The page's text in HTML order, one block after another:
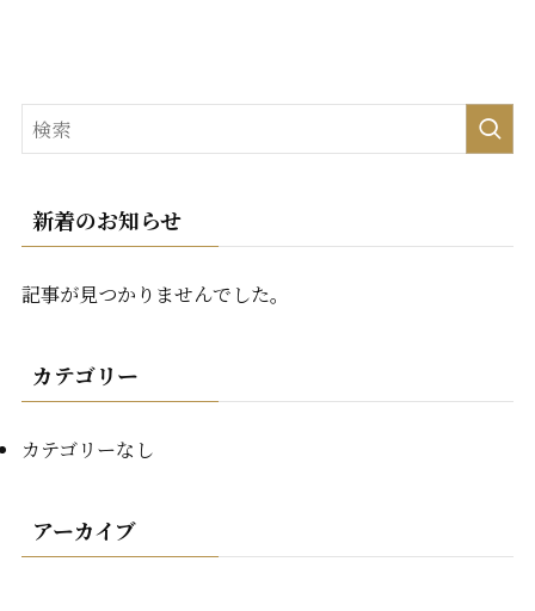
新着のお知らせ
記事が見つかりませんでした。
カテゴリー
カテゴリーなし
アーカイブ